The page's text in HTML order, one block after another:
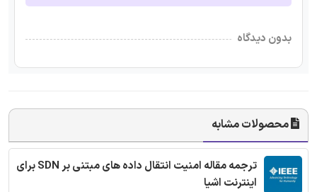
بدون دیدگاه
محصولات مشابه
ترجمه مقاله امنیت انتقال داده های مبتنی بر SDN برای
اینترنت اشیا